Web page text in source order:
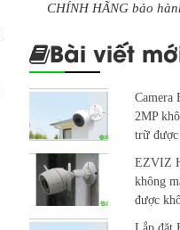
CHÍNH HÃNG bảo
Bài viết
Camera
2MP
trữ được
EZVIZ
không
được